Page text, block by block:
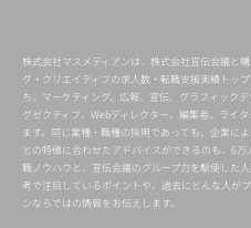
株式会社マスメディアンは、株式会社宣伝会議と
グ・クリエイティブの求人数・転職支援実績トッ
ち、マーケティング、広報、宣伝、グラフィック
グゼクティブ、Webディレクター、編集者、ライ
ます。同じ業種・職種の採用であっても、企業に
との特徴に合わせたアドバイスができるのも、6
職ノウハウと、宣伝会議のグループ力を駆使した
考で注目しているポイントや、過去にどんな人が
ンならではの情報をお伝えします。